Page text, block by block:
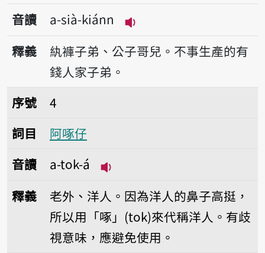
音讀
a-sià-kiánn
播放音讀a-sià-kiánn
釋義
紈褲子弟、公子哥兒。不事生產的有
錢人家子弟。
序號4阿啄仔
序號
4
詞目
阿啄仔
音讀
a-tok-á
釋義
老外、洋人。因為洋人的鼻子高挺，
所以用「啄」(tok)來代稱洋人。有歧
視意味，應避免使用。